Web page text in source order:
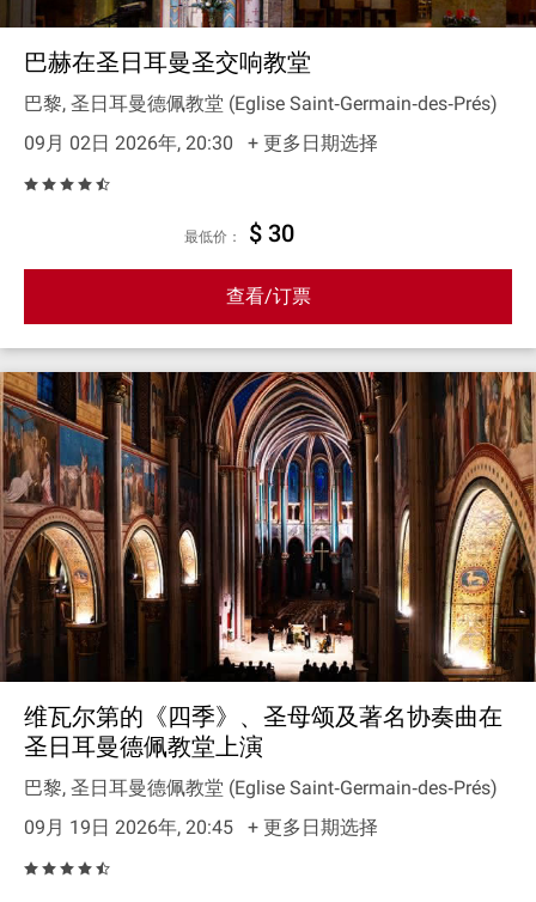
巴赫在圣日耳曼圣交响教堂
巴黎, 圣日耳曼德佩教堂 (Eglise Saint‐Germain‐des‐Prés)
09月 02日 2026年, 20:30
+ 更多日期选择
最低价： $ 30
查看/订票
维瓦尔第的《四季》、圣母颂及著名协奏曲在
圣日耳曼德佩教堂上演
巴黎, 圣日耳曼德佩教堂 (Eglise Saint‐Germain‐des‐Prés)
09月 19日 2026年, 20:45
+ 更多日期选择